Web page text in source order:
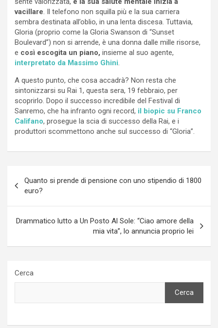
vacillare. Il telefono non squilla più e la sua carriera
sembra destinata all’oblio, in una lenta discesa. Tuttavia,
Gloria (proprio come la Gloria Swanson di “Sunset
Boulevard”) non si arrende, è una donna dalle mille risorse,
e così escogita un piano, insieme al suo agente,
interpretato da Massimo Ghini.
A questo punto, che cosa accadrà? Non resta che
sintonizzarsi su Rai 1, questa sera, 19 febbraio, per
scoprirlo. Dopo il successo incredibile del Festival di
Sanremo, che ha infranto ogni record, il biopic su Franco
Califano, prosegue la scia di successo della Rai, e i
produttori scommettono anche sul successo di “Gloria”.
articoli
Quanto si prende di pensione con uno stipendio di 1800
euro?
Drammatico lutto a Un Posto Al Sole: “Ciao amore della
mia vita”, lo annuncia proprio lei
Cerca
Cerca